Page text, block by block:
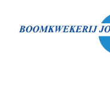
naar